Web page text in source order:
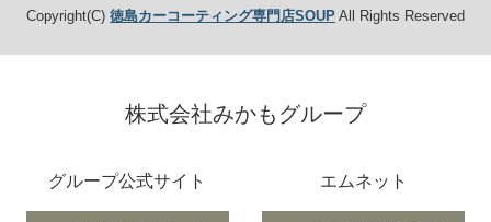
Copyright(C) 徳島カーコーティング専門店SOUPAll Rights Reserved
株式会社みかもグループ
グループ公式サイト エムネット